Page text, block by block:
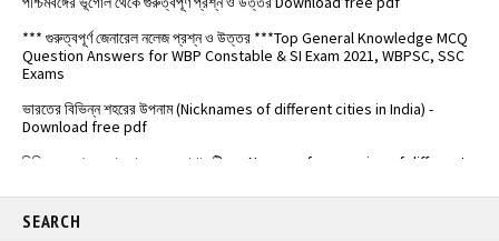
*** গুরুত্বপূর্ণ জেনারেল নলেজ প্রশ্ন ও উত্তর ***Top General Knowledge MCQ
Question Answers for WBP Constable & SI Exam 2021, WBPSC, SSC
Exams
ভারতের বিভিন্ন শহরের উপনাম (Nicknames of different cities in India) -
Download free pdf
বিভিন্ন দেশের মুদ্রার নাম ও মনে রাখার ট্রিক্স - Names of currencies of different
countries
SEARCH